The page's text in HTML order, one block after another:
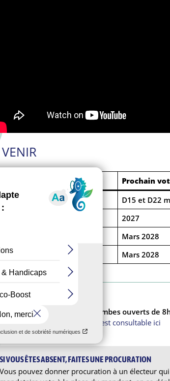
Prochain
D15 et D22
2027
Mars 2028
Mars 2028
DE VOTE
bureaux de vote à Bois-Colombes ouverts de
Le plan des bureaux de vote est consultable ici
SI VOUS ÊTES ABSENT, FAITES UNE PROCURATION
Vous pouvez donner procuration à un électeur